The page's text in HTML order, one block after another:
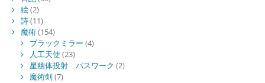
絵(2)
詩(11)
魔術(154)
ブラックミラー (4)
人工天使 (23)
星幽体投射 パスワーク (2)
魔術剣(7)